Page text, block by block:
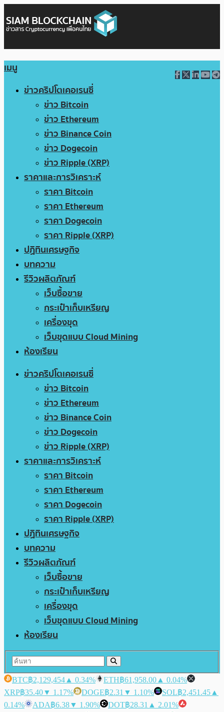
เมนู
ข่าวคริปโตเคอเรนซี่
ข่าว Bitcoin
ข่าว Ethereum
ข่าว Binance Coin
ข่าว Dogecoin
ข่าว Ripple (XRP)
ราคาและการวิเคราะห์
ราคา Bitcoin
ราคา Ethereum
ราคา Dogecoin
ราคา Ripple (XRP)
ปฏิทินเศรษฐกิจ
บทความ
รีวิวผลิตภัณฑ์
เว็บซื้อขาย
กระเป๋าเก็บเหรียญ
เครื่องขุด
เว็บขุดแบบ Cloud Mining
ห้องเรียน
ข่าวคริปโตเคอเรนซี่
ข่าว Bitcoin
ข่าว Ethereum
ข่าว Binance Coin
ข่าว Dogecoin
ข่าว Ripple (XRP)
ราคาและการวิเคราะห์
ราคา Bitcoin
ราคา Ethereum
ราคา Dogecoin
ราคา Ripple (XRP)
ปฏิทินเศรษฐกิจ
บทความ
รีวิวผลิตภัณฑ์
เว็บซื้อขาย
กระเป๋าเก็บเหรียญ
เครื่องขุด
เว็บขุดแบบ Cloud Mining
ห้องเรียน
BTC฿2,129,454 ▲ 0.34% ETH฿61,958.00 ▲ 0.04%
XRP฿35.40▼ 1.17% DOGE฿2.31 ▼ 1.10% SOL฿2,451.45 ▲
0.14%
ADA฿6.38▼ 1.90% DOT฿28.31 ▲ 2.01%